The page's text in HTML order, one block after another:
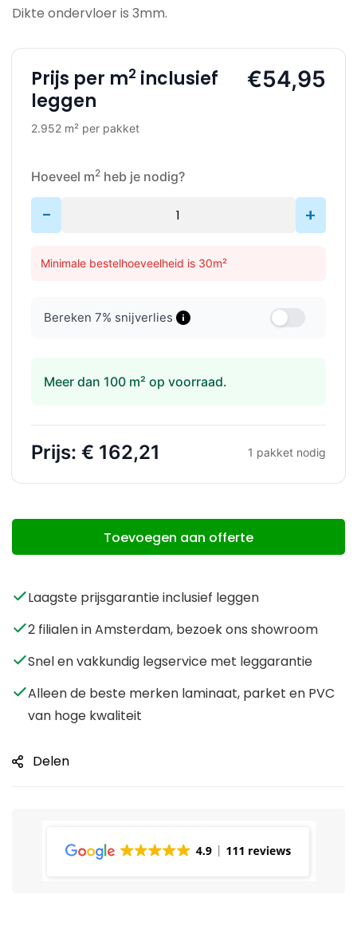
Dikte ondervloer is 3mm.
Prijs per m2 inclusief
leggen
2.952 m² per pakket
€54,95
Hoeveel m2 heb je nodig?
- +
Minimale bestelhoeveelheid is 30m²
Bereken 7% snijverlies
Meer dan 100 m² op voorraad.
Prijs: € 162,21 1 pakket nodig
Toevoegen aan offerte
Laagste prijsgarantie inclusief leggen
2 filialen in Amsterdam, bezoek ons showroom
Snel en vakkundig legservice met leggarantie
Alleen de beste merken laminaat, parket en PVC
van hoge kwaliteit
Delen